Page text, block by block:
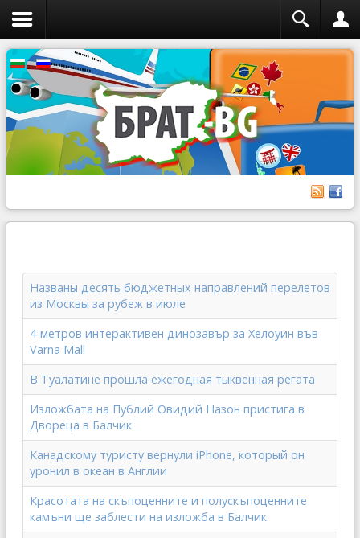
Названы десять бюджетных направлений перелетов
из Москвы за рубеж в июле
4-метров интерактивен динозавър за Хелоуин във
Varna Mall
В Туалатине прошла ежегодная тыквенная регата
Изложбата на Публий Овидий Назон пристига в
Двореца в Балчик
Канадскому туристу вернули iPhone, который он
уронил в океан в Англии
Красотата на скъпоценните и полускъпоценните
камъни ще заблести на изложба в Балчик